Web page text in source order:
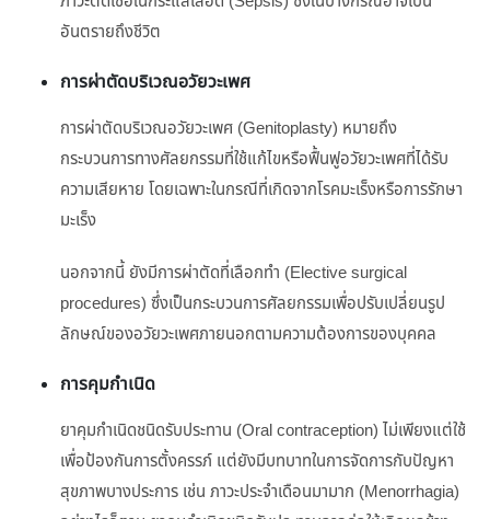
อันตรายถึงชีวิต
การผ่าตัดบริเวณอวัยวะเพศ
การผ่าตัดบริเวณอวัยวะเพศ (Genitoplasty) หมายถึง
กระบวนการทางศัลยกรรมที่ใช้แก้ไขหรือฟื้นฟูอวัยวะเพศที่ได้รับ
ความเสียหาย โดยเฉพาะในกรณีที่เกิดจากโรคมะเร็งหรือการรักษา
มะเร็ง
นอกจากนี้ ยังมีการผ่าตัดที่เลือกทำ (Elective surgical
procedures) ซึ่งเป็นกระบวนการศัลยกรรมเพื่อปรับเปลี่ยนรูป
ลักษณ์ของอวัยวะเพศภายนอกตามความต้องการของบุคคล
การคุมกำเนิด
ยาคุมกำเนิดชนิดรับประทาน (Oral contraception) ไม่เพียงแต่ใช้
เพื่อป้องกันการตั้งครรภ์ แต่ยังมีบทบาทในการจัดการกับปัญหา
สุขภาพบางประการ เช่น ภาวะประจำเดือนมามาก (Menorrhagia)